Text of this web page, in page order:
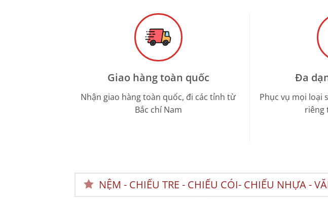
Giao hàng toàn quốc
Nhận giao hàng toàn quốc, đi các tỉnh từ
Bắc chí Nam
Đa
Phục vụ mọi loại
riêng
NỆM - CHIẾU TRE - CHIẾU CÓI- CHIẾU NHỰA -